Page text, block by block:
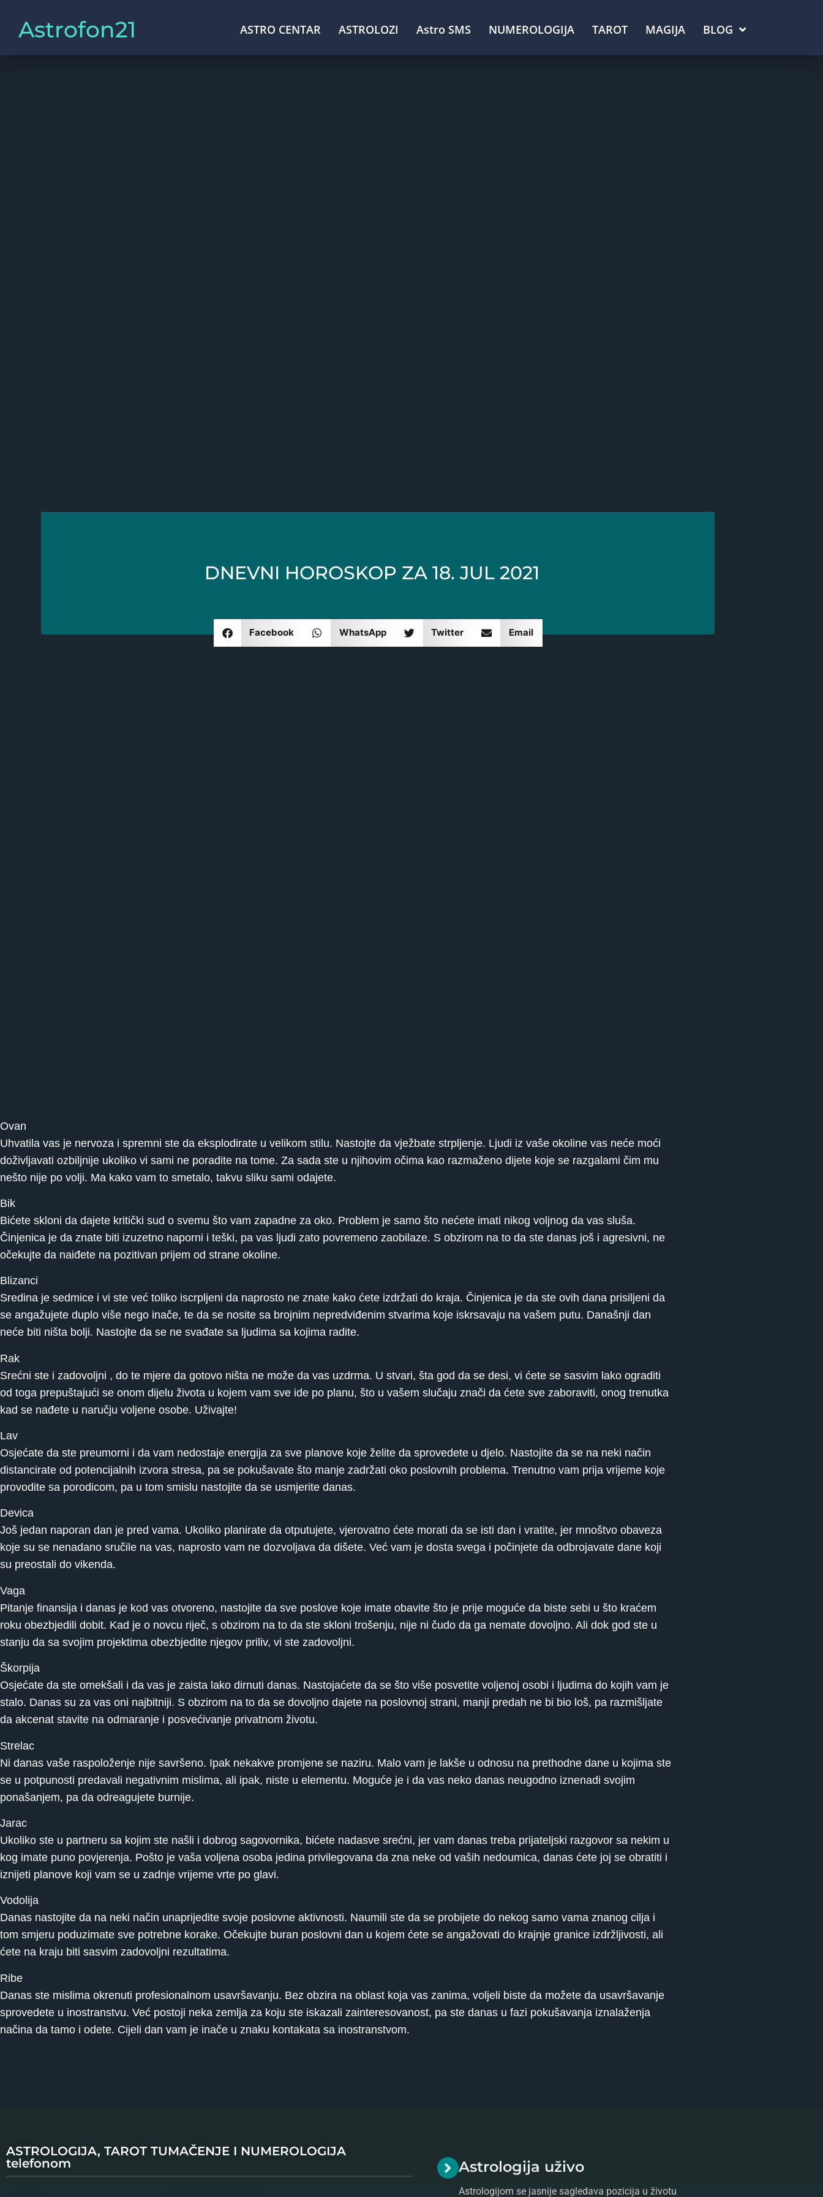
Astrofon21 ASTRO CENTAR ASTROLOZI Astro SMS NUMEROLOGIJA TAROT MAGIJA BLOG
DNEVNI HOROSKOP ZA 18. JUL 2021
Facebook WhatsApp Twitter Email
Ovan
Uhvatila vas je nervoza i spremni ste da eksplodirate u velikom stilu. Nastojte da vježbate strpljenje. Ljudi iz vaše okoline vas neće moći
doživljavati ozbiljnije ukoliko vi sami ne poradite na tome. Za sada ste u njihovim očima kao razmaženo dijete koje se razgalami čim mu
nešto nije po volji. Ma kako vam to smetalo, takvu sliku sami odajete.
Bik
Bićete skloni da dajete kritički sud o svemu što vam zapadne za oko. Problem je samo što nećete imati nikog voljnog da vas sluša.
Činjenica je da znate biti izuzetno naporni i teški, pa vas ljudi zato povremeno zaobilaze. S obzirom na to da ste danas još i agresivni, ne
očekujte da naiđete na pozitivan prijem od strane okoline.
Blizanci
Sredina je sedmice i vi ste već toliko iscrpljeni da naprosto ne znate kako ćete izdržati do kraja. Činjenica je da ste ovih dana prisiljeni da
se angažujete duplo više nego inače, te da se nosite sa brojnim nepredviđenim stvarima koje iskrsavaju na vašem putu. Današnji dan
neće biti ništa bolji. Nastojte da se ne svađate sa ljudima sa kojima radite.
Rak
Srećni ste i zadovoljni , do te mjere da gotovo ništa ne može da vas uzdrma. U stvari, šta god da se desi, vi ćete se sasvim lako ograditi
od toga prepuštajući se onom dijelu života u kojem vam sve ide po planu, što u vašem slučaju znači da ćete sve zaboraviti, onog trenutka
kad se nađete u naručju voljene osobe. Uživajte!
Lav
Osjećate da ste preumorni i da vam nedostaje energija za sve planove koje želite da sprovedete u djelo. Nastojite da se na neki način
distancirate od potencijalnih izvora stresa, pa se pokušavate što manje zadržati oko poslovnih problema. Trenutno vam prija vrijeme koje
provodite sa porodicom, pa u tom smislu nastojite da se usmjerite danas.
Devica
Još jedan naporan dan je pred vama. Ukoliko planirate da otputujete, vjerovatno ćete morati da se isti dan i vratite, jer mnoštvo obaveza
koje su se nenadano sručile na vas, naprosto vam ne dozvoljava da dišete. Već vam je dosta svega i počinjete da odbrojavate dane koji
su preostali do vikenda.
Vaga
Pitanje finansija i danas je kod vas otvoreno, nastojite da sve poslove koje imate obavite što je prije moguće da biste sebi u što kraćem
roku obezbjedili dobit. Kad je o novcu riječ, s obzirom na to da ste skloni trošenju, nije ni čudo da ga nemate dovoljno. Ali dok god ste u
stanju da sa svojim projektima obezbjedite njegov priliv, vi ste zadovoljni.
Škorpija
Osjećate da ste omekšali i da vas je zaista lako dirnuti danas. Nastojaćete da se što više posvetite voljenoj osobi i ljudima do kojih vam je
stalo. Danas su za vas oni najbitniji. S obzirom na to da se dovoljno dajete na poslovnoj strani, manji predah ne bi bio loš, pa razmišljate
da akcenat stavite na odmaranje i posvećivanje privatnom životu.
Strelac
Ni danas vaše raspoloženje nije savršeno. Ipak nekakve promjene se naziru. Malo vam je lakše u odnosu na prethodne dane u kojima ste
se u potpunosti predavali negativnim mislima, ali ipak, niste u elementu. Moguće je i da vas neko danas neugodno iznenadi svojim
ponašanjem, pa da odreagujete burnije.
Jarac
Ukoliko ste u partneru sa kojim ste našli i dobrog sagovornika, bićete nadasve srećni, jer vam danas treba prijateljski razgovor sa nekim u
kog imate puno povjerenja. Pošto je vaša voljena osoba jedina privilegovana da zna neke od vaših nedoumica, danas ćete joj se obratiti i
iznijeti planove koji vam se u zadnje vrijeme vrte po glavi.
Vodolija
Danas nastojite da na neki način unaprijedite svoje poslovne aktivnosti. Naumili ste da se probijete do nekog samo vama znanog cilja i
tom smjeru poduzimate sve potrebne korake. Očekujte buran poslovni dan u kojem ćete se angažovati do krajnje granice izdržljivosti, ali
ćete na kraju biti sasvim zadovoljni rezultatima.
Ribe
Danas ste mislima okrenuti profesionalnom usavršavanju. Bez obzira na oblast koja vas zanima, voljeli biste da možete da usavršavanje
sprovedete u inostranstvu. Već postoji neka zemlja za koju ste iskazali zainteresovanost, pa ste danas u fazi pokušavanja iznalaženja
načina da tamo i odete. Cijeli dan vam je inače u znaku kontakata sa inostranstvom.
ASTROLOGIJA, TAROT TUMAČENJE I NUMEROLOGIJA
telefonom
Astrologija uživo
Astrologijom se jasnije sagledava pozicija u životu